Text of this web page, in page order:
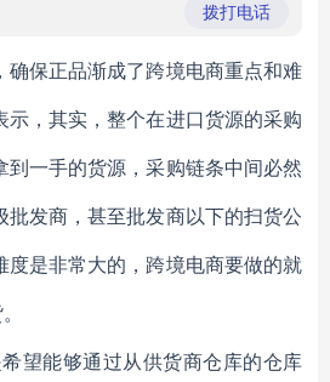
拨打电话
确保正品渐成了跨境电商重点和难
示，其实，整个在进口货源的采购
到一手的货源，采购链条中间必然
批发商，甚至批发商以下的扫货公
度是非常大的，跨境电商要做的就
望能够通过从供货商仓库的仓库